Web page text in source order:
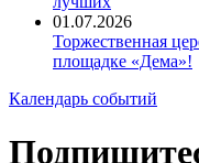
01.07.2026
Торжественная
площадке «Дема»!
Календарь событий